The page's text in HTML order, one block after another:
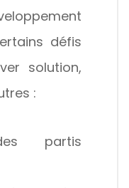
défis
solution,
:
partis